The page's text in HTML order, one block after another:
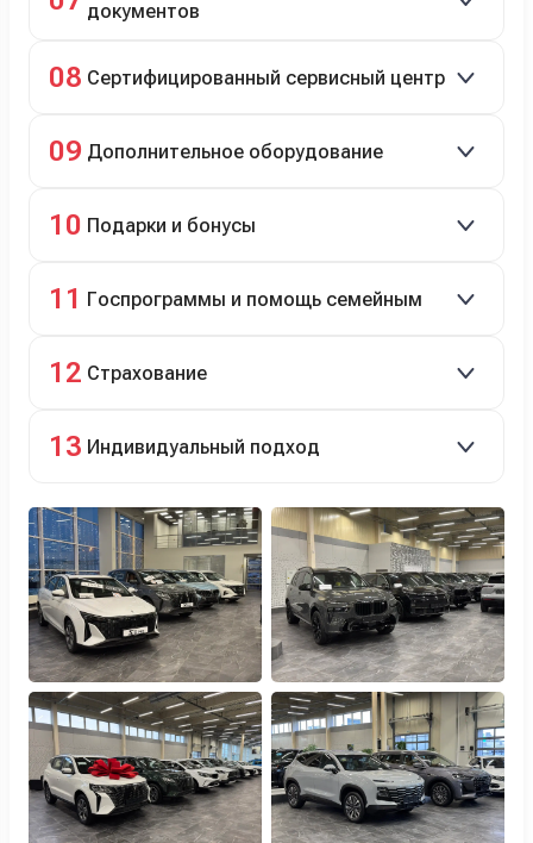
документов
08 Сертифицированный сервисный центр
технический ремонт.
09 Дополнительное оборудование
10 Подарки и бонусы
программе лояльности.
11 Госпрограммы и помощь семейным
12 Страхование
бонусами для клиентов.
13 Индивидуальный подход
оформлением.